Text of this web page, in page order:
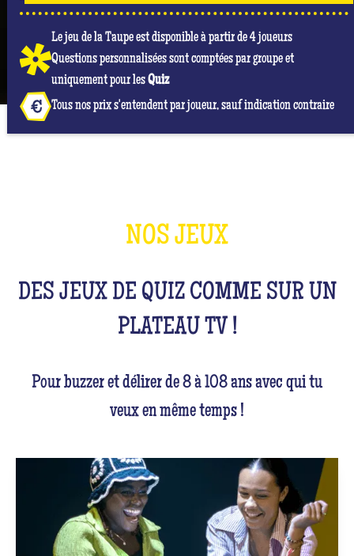
Le jeu de la Taupe est disponible à partir de 4 joueurs
Questions personnalisées sont comptées par groupe et
uniquement pour lesQuiz
Tous nos prix s'entendent par joueur, sauf indication contraire
NOS JEUX
DES JEUX DE QUIZ COMME SUR UN
PLATEAU TV !
Pour buzzer et délirer de 8 à 108 ans avec qui tu
veux en même temps !